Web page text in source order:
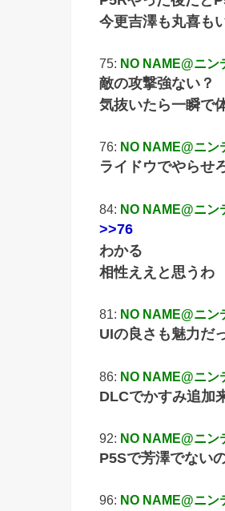
今更吉澤も丸喜も
75: NO NAME@ニン
敵の攻撃強ない？
気抜いたら一瞬で
76: NO NAME@ニン
ライドウでやらせ
84: NO NAME@ニン
>>76
わかる
相性ええと思うわ
81: NO NAME@ニン
UIの良さも魅力だ
86: NO NAME@ニン
DLCでかすみ追加
92: NO NAME@ニン
P5Sで芳澤でない
96: NO NAME@ニン